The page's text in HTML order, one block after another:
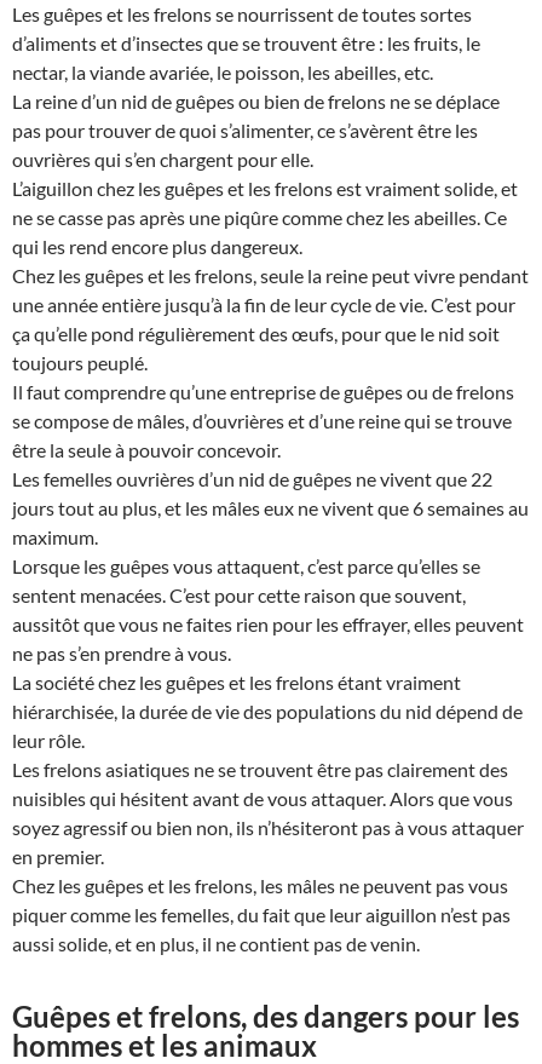
Les guêpes et les frelons se nourrissent de toutes sortes
d’aliments et d’insectes que se trouvent être : les fruits, le
nectar, la viande avariée, le poisson, les abeilles, etc.
La reine d’un nid de guêpes ou bien de frelons ne se déplace
pas pour trouver de quoi s’alimenter, ce s’avèrent être les
ouvrières qui s’en chargent pour elle.
L’aiguillon chez les guêpes et les frelons est vraiment solide, et
ne se casse pas après une piqûre comme chez les abeilles. Ce
qui les rend encore plus dangereux.
Chez les guêpes et les frelons, seule la reine peut vivre pendant
une année entière jusqu’à la fin de leur cycle de vie. C’est pour
ça qu’elle pond régulièrement des œufs, pour que le nid soit
toujours peuplé.
Il faut comprendre qu’une entreprise de guêpes ou de frelons
se compose de mâles, d’ouvrières et d’une reine qui se trouve
être la seule à pouvoir concevoir.
Les femelles ouvrières d’un nid de guêpes ne vivent que 22
jours tout au plus, et les mâles eux ne vivent que 6 semaines au
maximum.
Lorsque les guêpes vous attaquent, c’est parce qu’elles se
sentent menacées. C’est pour cette raison que souvent,
aussitôt que vous ne faites rien pour les effrayer, elles peuvent
ne pas s’en prendre à vous.
La société chez les guêpes et les frelons étant vraiment
hiérarchisée, la durée de vie des populations du nid dépend de
leur rôle.
Les frelons asiatiques ne se trouvent être pas clairement des
nuisibles qui hésitent avant de vous attaquer. Alors que vous
soyez agressif ou bien non, ils n’hésiteront pas à vous attaquer
en premier.
Chez les guêpes et les frelons, les mâles ne peuvent pas vous
piquer comme les femelles, du fait que leur aiguillon n’est pas
aussi solide, et en plus, il ne contient pas de venin.
Guêpes et frelons, des dangers pour les
hommes et les animaux